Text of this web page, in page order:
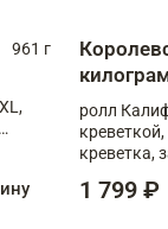
961 г
ролл
креветка,
XL, запеч.
1 799 ₽